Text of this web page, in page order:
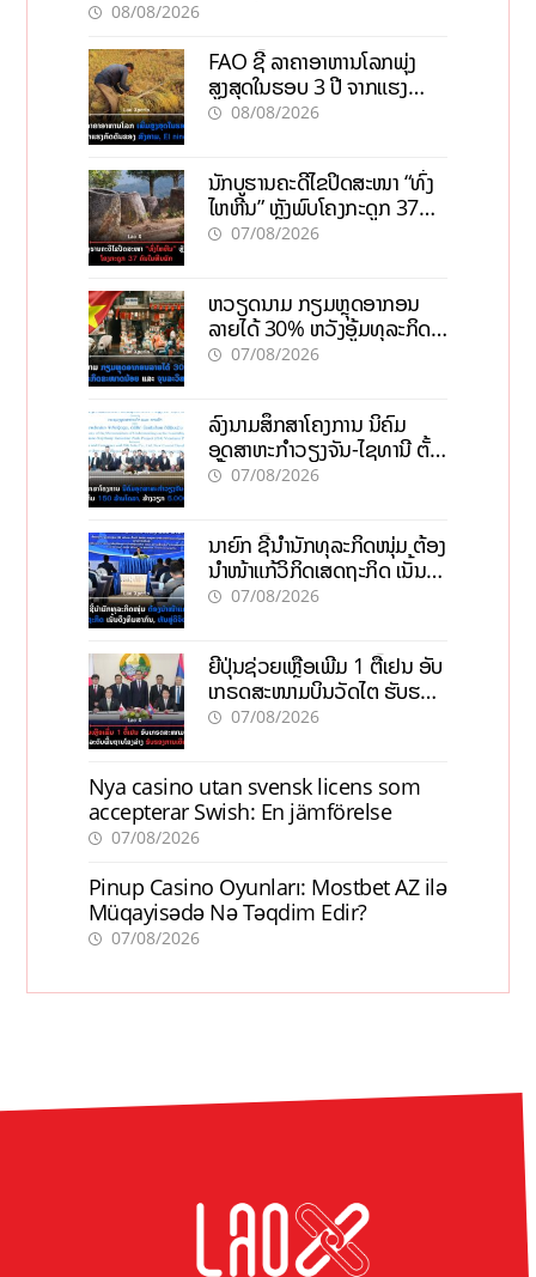
08/08/2026
FAO ຊີ້ ລາຄາອາຫານໂລກພຸ່ງ
ສູງສຸດໃນຮອບ 3 ປີ ຈາກແຮງ
ກົດດັນຂອງສົງຄາມ, El nino
08/08/2026
ນັກບູຮານຄະດີໄຂປິດສະໜາ “ທົ່ງ
ໄຫຫີນ” ຫຼັງພົບໂຄງກະດູກ 37
ຄົນໃນຫີນຍັກ
07/08/2026
ຫວຽດນາມ ກຽມຫຼຸດອາກອນ
ລາຍໄດ້ 30% ຫວັງອູ້ມທຸລະກິດ
ຂະໜາດນ້ອຍ ແລະ ຈຸນລະ
07/08/2026
ລົງນາມສຶກສາໂຄງການ ນິຄົມ
ອຸດສາຫະກຳວຽງຈັນ-ໄຊທານີ ຕັ້ງ
ເປົ້າດຶງທຶນ 150 ລ້ານໂດລາ, ສ້າງ
07/08/2026
ນາຍົກ ຊີ້ນຳນັກທຸລະກິດໜຸ່ມ ຕ້ອງ
ນຳໜ້າແກ້ວິກິດເສດຖະກິດ ເນັ້ນດຶງ
ທຶນສາກົນ, ຫັນສູ່ດິຈິຕອນ
07/08/2026
ຍີ່ປຸ່ນຊ່ວຍເຫຼືອເພີ່ມ 1 ຕື້ເຢນ ອັບ
ເກຣດສະໜາມບິນວັດໄຕ ຮັບຮອງ
ການເຕີບໂຕ
07/08/2026
Nya casino utan svensk licens som
accepterar Swish: En jämförelse
07/08/2026
Pinup Casino Oyunları: Mostbet AZ ilə
Müqayisədə Nə Təqdim Edir?
07/08/2026